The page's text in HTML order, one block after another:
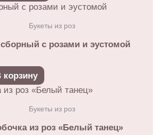
Букеты из роз
сборный с розами и эустомой
корзину
Букеты из роз
из роз «Белый танец»